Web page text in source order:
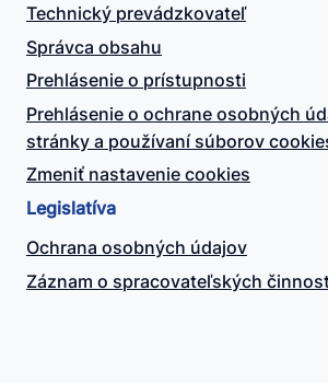
Technický prevádzkovateľ
Správca obsahu
Prehlásenie o prístupnosti
Prehlásenie o ochrane osobných
stránky a používaní súborov
Zmeniť nastavenie cookies
Legislatíva
Ochrana osobných údajov
Záznam o spracovateľských